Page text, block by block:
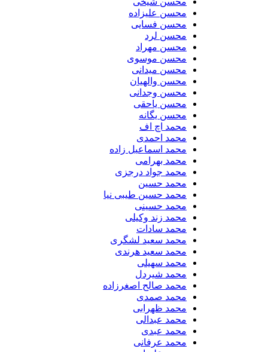
محسن علیزاده
محسن فسایی
محسن لرد
محسن مهراد
محسن موسوی
محسن میدانی
محسن والهیان
محسن وجدانی
محسن یاحقی
محسن یگانه
محمد اچ اف
محمد احمدی
محمد اسماعیل زاده
محمد بهرامی
محمد جواد درجزی
محمد حسین
محمد حسین طیبی نیا
محمد حسینی
محمد زند وکیلی
محمد سادات
محمد سعید لشگری
محمد سعید هرندی
محمد سهیلی
​محمد شیردل
محمد صالح اصغرزاده
محمد صمدی
محمد ظهرابی
محمد عبدالی
محمد عبدی
محمد عرفانی